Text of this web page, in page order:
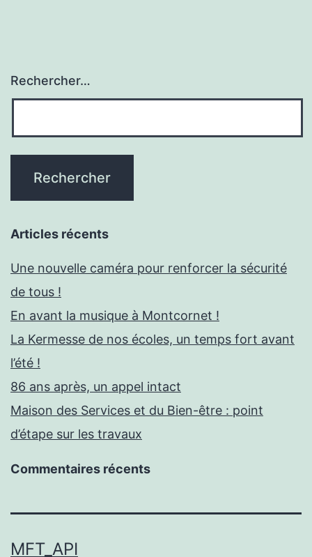
Rechercher…
Articles récents
Une nouvelle caméra pour renforcer la sécurité
de tous !
En avant la musique à Montcornet !
La Kermesse de nos écoles, un temps fort avant
l’été !
86 ans après, un appel intact
Maison des Services et du Bien-être : point
d’étape sur les travaux
Commentaires récents
MFT_API